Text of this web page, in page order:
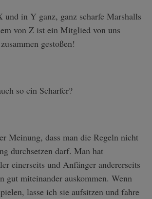
und in Y ganz, ganz scharfe Marshalls
von Z ist ein Mitglied von uns
gestoßen!
so ein Scharfer?
Meinung, dass man die Regeln nicht
durchsetzen darf. Man hat
einerseits und Anfänger andererseits
gut miteinander auskommen. Wenn
lasse ich sie aufsitzen und fahre